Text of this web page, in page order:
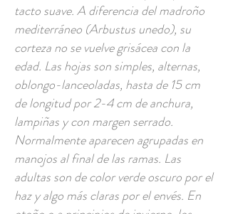
tacto suave. A diferencia del madroño
mediterráneo (Arbustus unedo), su
corteza no se vuelve grisácea con la
edad. Las hojas son simples, alternas,
oblongo-lanceoladas, hasta de 15 cm
de longitud por 2-4 cm de anchura,
lampiñas y con margen serrado.
Normalmente aparecen agrupadas en
manojos al final de las ramas. Las
adultas son de color verde oscuro por el
haz y algo más claras por el envés. En